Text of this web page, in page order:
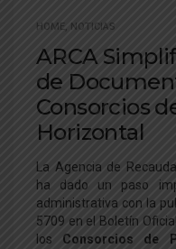
HOME, NOTICIAS
ARCA
de
Consorcios
Horizontal
La Agencia de
ha dado un paso
administrativa con la
5709 en el Boletín
los Consorcios de